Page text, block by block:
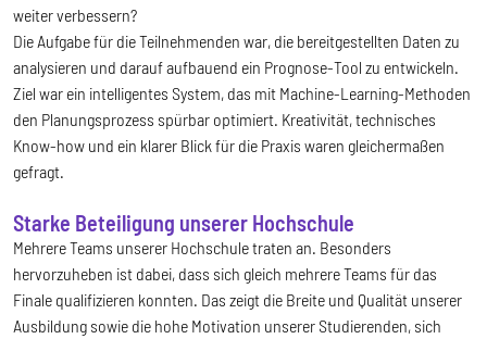
weiter verbessern?
Die Aufgabe für die Teilnehmenden war, die bereitgestellten Daten zu
analysieren und darauf aufbauend ein Prognose-Tool zu entwickeln.
Ziel war ein intelligentes System, das mit Machine-Learning-Methoden
den Planungsprozess spürbar optimiert. Kreativität, technisches
Know-how und ein klarer Blick für die Praxis waren gleichermaßen
gefragt.
Starke Beteiligung unserer Hochschule
Mehrere Teams unserer Hochschule traten an. Besonders
hervorzuheben ist dabei, dass sich gleich mehrere Teams für das
Finale qualifizieren konnten. Das zeigt die Breite und Qualität unserer
Ausbildung sowie die hohe Motivation unserer Studierenden, sich